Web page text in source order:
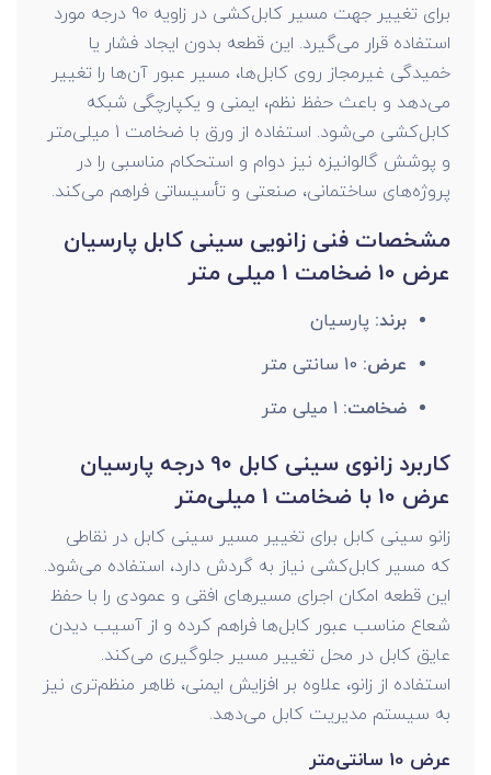
برای تغییر جهت مسیر کابل‌کشی در زاویه 90 درجه مورد
استفاده قرار می‌گیرد. این قطعه بدون ایجاد فشار یا
خمیدگی غیرمجاز روی کابل‌ها، مسیر عبور آن‌ها را تغییر
می‌دهد و باعث حفظ نظم، ایمنی و یکپارچگی شبکه
کابل‌کشی می‌شود. استفاده از ورق با ضخامت 1 میلی‌متر
و پوشش گالوانیزه نیز دوام و استحکام مناسبی را در
پروژه‌های ساختمانی، صنعتی و تأسیساتی فراهم می‌کند.
مشخصات فنی زانویی سینی کابل پارسیان
عرض 10 ضخامت 1 میلی متر
برند: پارسیان
عرض:
ضخامت: 1 میلی متر
کاربرد زانوی سینی کابل 90 درجه پارسیان
عرض 10 با ضخامت 1 میلی‌متر
زانو سینی کابل برای تغییر مسیر سینی کابل در نقاطی
که مسیر کابل‌کشی نیاز به گردش دارد، استفاده می‌شود.
این قطعه امکان اجرای مسیرهای افقی و عمودی را با حفظ
شعاع مناسب عبور کابل‌ها فراهم کرده و از آسیب دیدن
عایق کابل در محل تغییر مسیر جلوگیری می‌کند.
استفاده از زانو، علاوه بر افزایش ایمنی، ظاهر منظم‌تری نیز
به سیستم مدیریت کابل می‌دهد.
عرض 10 سانتی‌متر